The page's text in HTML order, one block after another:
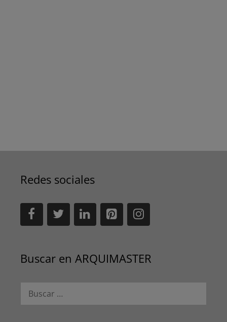
Redes sociales
Buscar en ARQUIMASTER